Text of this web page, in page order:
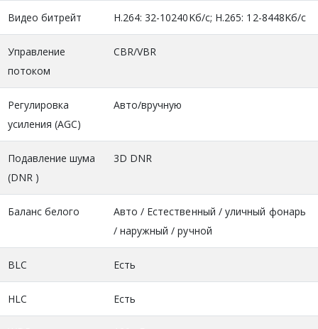
Видео битрейт H.264: 32-10240Kб/с; H.265: 12-8448Kб/с
Управление
потоком
CBR/VBR
Регулировка
усиления (AGC)
Авто/вручную
Подавление шума
(DNR )
3D DNR
Баланс белого
Авто / Естественный / уличный фонарь
/ наружный / ручной
BLC Есть
HLC Есть